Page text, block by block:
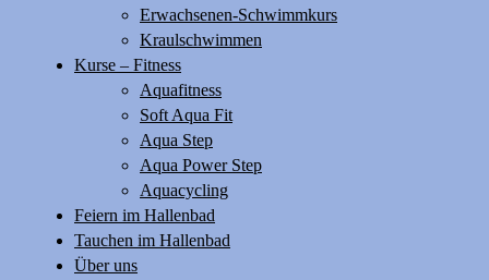
Erwachsenen-Schwimmkurs
Kraulschwimmen
Kurse – Fitness
Aquafitness
Soft Aqua Fit
Aqua Step
Aqua Power Step
Aquacycling
Feiern im Hallenbad
Tauchen im Hallenbad
Über uns